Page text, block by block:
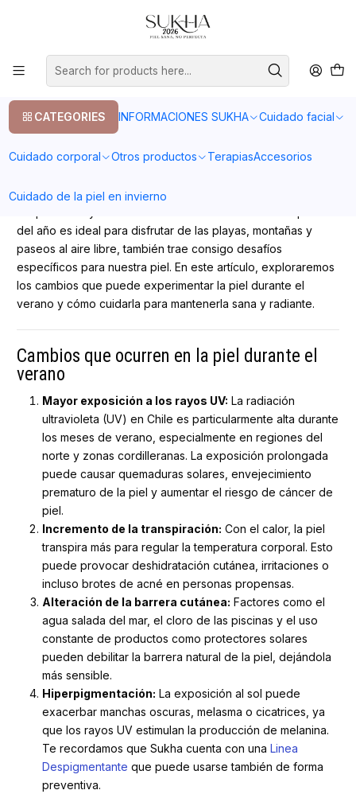
CATEGORIES INFORMACIONES SUKHA Cuidado facial
Cuidado corporal Otros productos TerapiasAccesorios
Cuidado de la piel en invierno
20% en tu primera compra con el codigo COMPRA1
PUBLISHED ON 12/16/2024
Cuidado de la piel durante el verano
Post
El verano en Chile es sinónimo de sol intenso, altas
del año es ideal para disfrutar de las playas, montañas y
paseos al aire libre, también trae consigo desafíos
específicos para nuestra piel. En este artículo, exploraremos
los cambios que puede experimentar la piel durante el
verano y cómo cuidarla para mantenerla sana y radiante.
Cambios que ocurren en la piel durante el
verano
Mayor exposición a los rayos UV: La radiación
ultravioleta (UV) en Chile es particularmente alta durante
los meses de verano, especialmente en regiones del
norte y zonas cordilleranas. La exposición prolongada
puede causar quemaduras solares, envejecimiento
prematuro de la piel y aumentar el riesgo de cáncer de
piel.
Incremento de la transpiración: Con el calor, la piel
transpira más para regular la temperatura corporal. Esto
puede provocar deshidratación cutánea, irritaciones o
incluso brotes de acné en personas propensas.
Alteración de la barrera cutánea: Factores como el
agua salada del mar, el cloro de las piscinas y el uso
constante de productos como protectores solares
pueden debilitar la barrera natural de la piel, dejándola
más sensible.
Hiperpigmentación: La exposición al sol puede
exacerbar manchas oscuras, melasma o cicatrices, ya
que los rayos UV estimulan la producción de melanina.
Te recordamos que Sukha cuenta con una Linea
Despigmentante que puede usarse también de forma
preventiva.